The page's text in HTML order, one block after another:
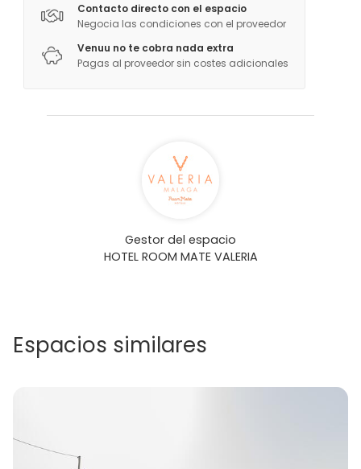
Contacto directo con el espacio
Negocia las condiciones con el proveedor
Venuu no te cobra nada extra
Pagas al proveedor sin costes adicionales
Gestor del espacio
HOTEL ROOM MATE VALERIA
Espacios similares